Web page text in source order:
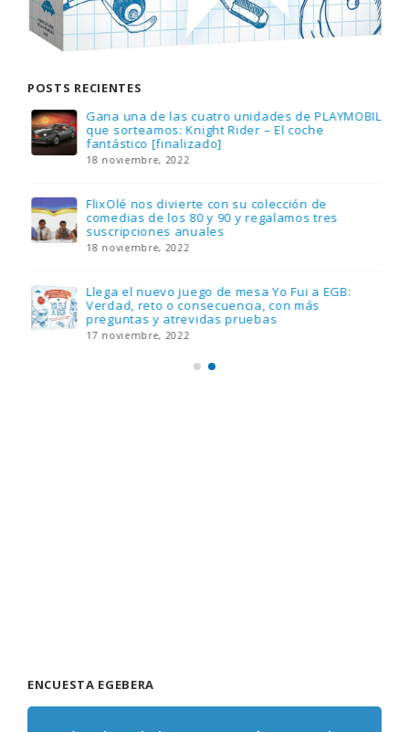
POSTS RECIENTES
Gana una de las cuatro unidades de PLAYMOBIL
que sorteamos: Knight Rider – El coche
fantástico [finalizado]
18 noviembre, 2022
FlixOlé nos divierte con su colección de
comedias de los 80 y 90 y regalamos tres
suscripciones anuales
18 noviembre, 2022
Llega el nuevo juego de mesa Yo Fui a EGB:
Verdad, reto o consecuencia, con más
preguntas y atrevidas pruebas
17 noviembre, 2022
ENCUESTA EGEBERA